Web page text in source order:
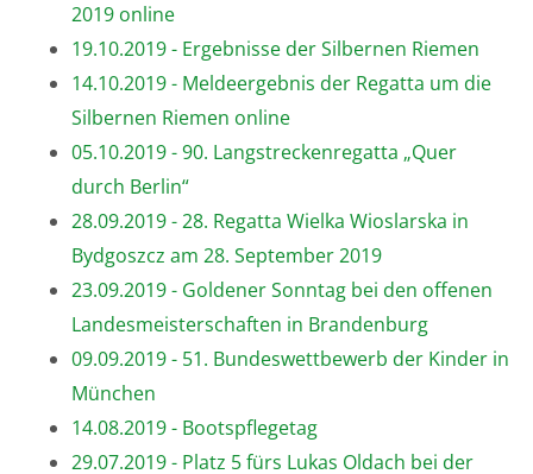
2019 online
19.10.2019 - Ergebnisse der Silbernen Riemen
14.10.2019 - Meldeergebnis der Regatta um die
Silbernen Riemen online
05.10.2019 - 90. Langstreckenregatta „Quer
durch Berlin“
28.09.2019 - 28. Regatta Wielka Wioslarska in
Bydgoszcz am 28. September 2019
23.09.2019 - Goldener Sonntag bei den offenen
Landesmeisterschaften in Brandenburg
09.09.2019 - 51. Bundeswettbewerb der Kinder in
München
14.08.2019 - Bootspflegetag
29.07.2019 - Platz 5 fürs Lukas Oldach bei der